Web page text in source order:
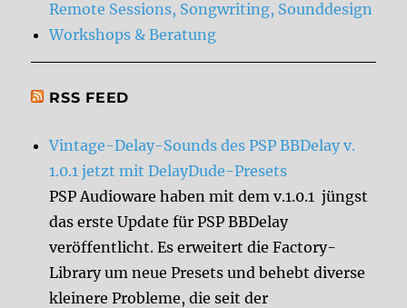
Remote Sessions, Songwriting, Sounddesign
Workshops & Beratung
RSS FEED
Vintage-Delay-Sounds des PSP BBDelay v.
1.0.1 jetzt mit DelayDude-Presets
PSP Audioware haben mit dem v.1.0.1 jüngst
das erste Update für PSP BBDelay
veröffentlicht. Es erweitert die Factory-
Library um neue Presets und behebt diverse
kleinere Probleme, die seit der